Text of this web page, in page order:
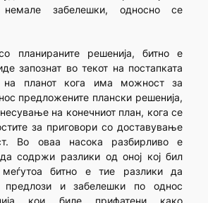
немале забелешки, односно се
планираните решенија, битно е
запознат во текот на постапката
на планот кога има можност за
предложените плански решенија,
на конечниот план, кога се
за приговори со доставување
Во оваа насока разбирливо е
содржи разлики од оној кој бил
меѓутоа битно е тие разлики да
предлози и забелешки по однос